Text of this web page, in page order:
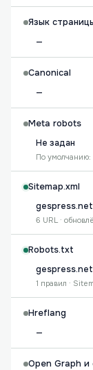
Язык
—
Canonical
—
Meta robots
Не задан
По
Sitemap.xml
6 URL ·
Robots.txt
1 правил ·
Hreflang
—
Open Graph и